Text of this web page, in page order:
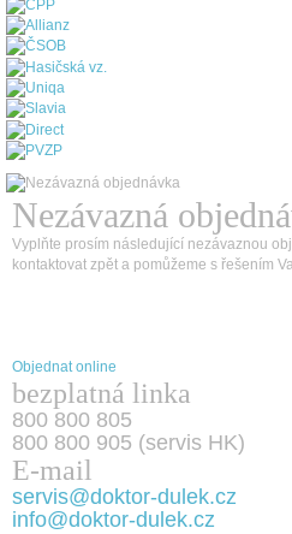
Nezávazná
Vyplňte prosím následující nezávaznou
kontaktovat zpět a pomůžeme s řešením
Objednat online
bezplatná linka
800 800 805
800 800 905 (servis HK)
E-mail
servis@doktor-dulek.cz
info@doktor-dulek.cz